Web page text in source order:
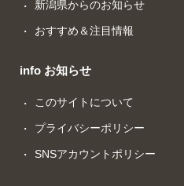
新潟県からのお知らせ
おすすめ＆注目情報
info お知らせ
このサイトについて
プライバシーポリシー
SNSアカウントポリシー